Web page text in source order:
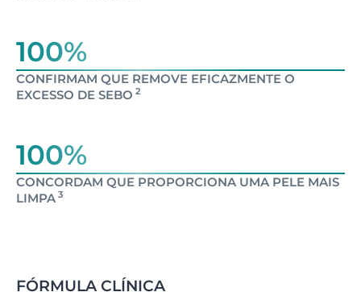
100%
CONFIRMAM QUE REMOVE EFICAZMENTE O
EXCESSO DE SEBO 2
100%
CONCORDAM QUE PROPORCIONA UMA PELE MAIS
LIMPA 3
FÓRMULA CLÍNICA